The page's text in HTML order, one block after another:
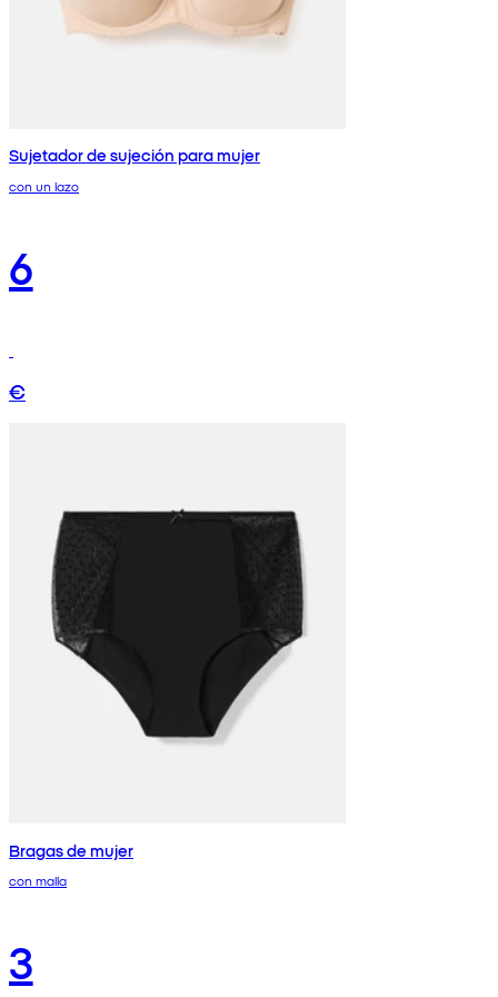
Sujetador de sujeción para mujer
con un lazo
6
€
Bragas de mujer
con malla
3